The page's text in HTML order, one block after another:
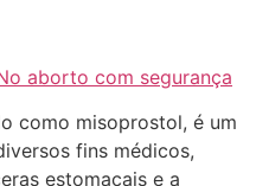
aborto com segurança
como misoprostol, é um
fins médicos,
estomacais e a
em
isso, disse tudo
16:35:20